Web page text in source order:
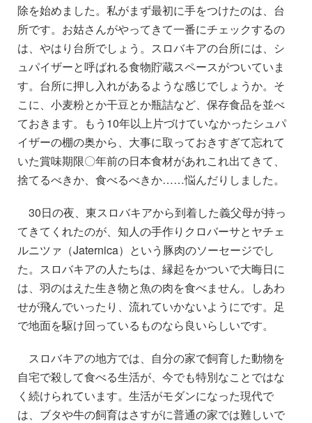
除を始めました。私がまず最初に手をつけたのは、台
所です。お姑さんがやってきて一番にチェックするの
は、やはり台所でしょう。スロバキアの台所には、シ
ュパイザーと呼ばれる食物貯蔵スペースがついていま
す。台所に押し入れがあるような感じでしょうか。そ
こに、小麦粉とか干豆とか瓶詰など、保存食品を並べ
ておきます。もう10年以上片づけていなかったシュパ
イザーの棚の奥から、大事に取っておきすぎて忘れて
いた賞味期限〇年前の日本食材があれこれ出てきて、
捨てるべきか、食べるべきか……悩んだりしました。
30日の夜、東スロバキアから到着した義父母が持っ
てきてくれたのが、知人の手作りクロバーサとヤチェ
ルニツァ（Jaternica）という豚肉のソーセージでし
た。スロバキアの人たちは、縁起をかついで大晦日に
は、羽のはえた生き物と魚の肉を食べません。しあわ
せが飛んでいったり、流れていかないようにです。足
で地面を駆け回っているものなら良いらしいです。
スロバキアの地方では、自分の家で飼育した動物を
自宅で殺して食べる生活が、今でも特別なことではな
く続けられています。生活がモダンになった現代で
は、ブタや牛の飼育はさすがに普通の家では難しいで